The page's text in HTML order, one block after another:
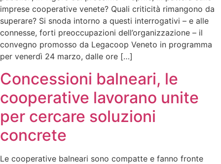
imprese cooperative venete? Quali criticità rimangono da
superare? Si snoda intorno a questi interrogativi – e alle
connesse, forti preoccupazioni dell’organizzazione – il
convegno promosso da Legacoop Veneto in programma
per venerdì 24 marzo, dalle ore […]
Concessioni balneari, le
cooperative lavorano unite
per cercare soluzioni
concrete
Le cooperative balneari sono compatte e fanno fronte